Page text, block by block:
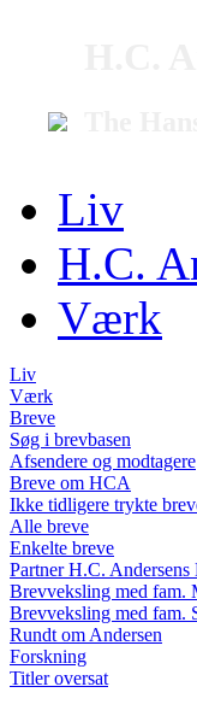
Liv
H.C.
Værk
Liv
Værk
Breve
Søg i brevbasen
Afsendere og modtagere
Breve om HCA
Ikke tidligere trykte
Alle breve
Enkelte breve
Partner H.C. Andersens
Brevveksling med fam.
Brevveksling med fam.
Rundt om Andersen
Forskning
Titler oversat